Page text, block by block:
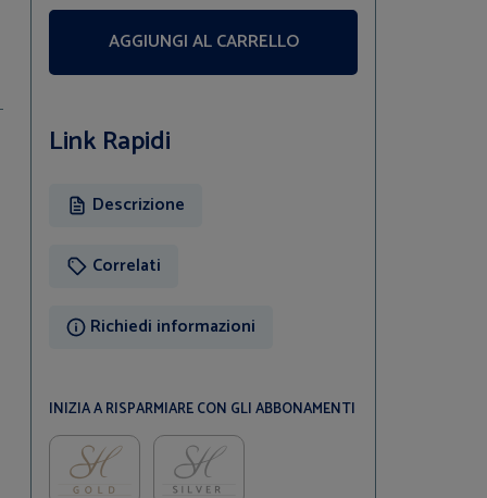
AGGIUNGI AL CARRELLO
Link Rapidi
Descrizione
Correlati
Richiedi informazioni
INIZIA A RISPARMIARE CON GLI ABBONAMENTI